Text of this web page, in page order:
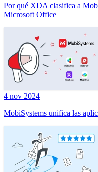
Por qué XDA clasifica a
Microsoft Office
4 nov 2024
MobiSystems unifica las